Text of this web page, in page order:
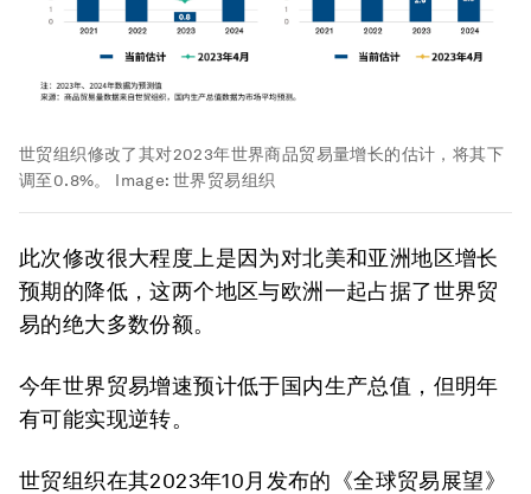
世贸组织修改了其对2023年世界商品贸易量增长的估计，将其下
调至0.8%。
Image:世界贸易组织
此次修改很大程度上是因为对北美和亚洲地区增长
预期的降低，这两个地区与欧洲一起占据了世界贸
易的绝大多数份额。
今年世界贸易增速预计低于国内生产总值，但明年
有可能实现逆转。
世贸组织在其2023年10月发布的《全球贸易展望》